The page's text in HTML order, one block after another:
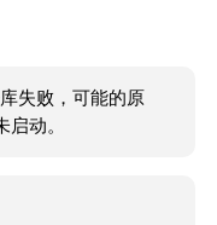
失败，可能的原
动。